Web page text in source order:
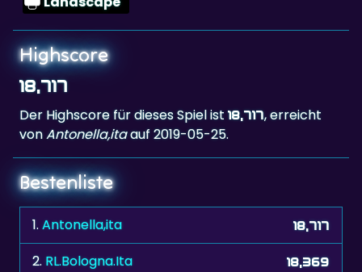
Highscore
18,717
Der Highscore für dieses Spiel ist
von Antonella,ita
Bestenliste
1.Antonella,ita
2.RL.Bologna.Ita 18,369
3. adi67 17,858